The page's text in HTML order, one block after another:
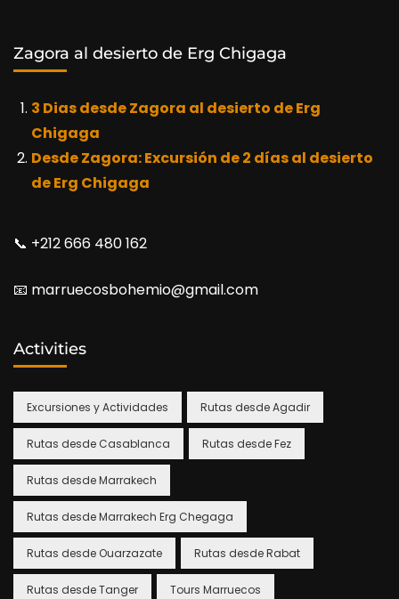
Zagora al desierto de Erg Chigaga
3 Dias desde Zagora al desierto de Erg
Chigaga
Desde Zagora: Excursión de 2 días al desierto
de Erg Chigaga
📞​ +212 666 480 162
📧​ marruecosbohemio@gmail.com
Activities
Excursiones y Actividades Rutas desde Agadir
Rutas desde Casablanca Rutas desde Fez
Rutas desde Marrakech
Rutas desde Marrakech Erg Chegaga
Rutas desde Ouarzazate Rutas desde Rabat
Rutas desde Tanger Tours Marruecos